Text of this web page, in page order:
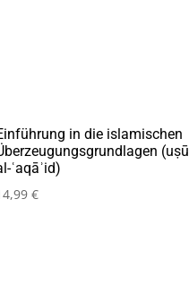
in die islamischen
(uṣūl
ʿaqāʾid)
€